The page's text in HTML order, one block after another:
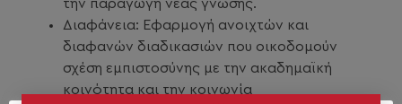
την παραγωγή νέας γνώσης.
Διαφάνεια: Εφαρμογή ανοιχτών και
διαφανών διαδικασιών που οικοδομούν
σχέση εμπιστοσύνης με την ακαδημαϊκή
κοινότητα και την κοινωνία